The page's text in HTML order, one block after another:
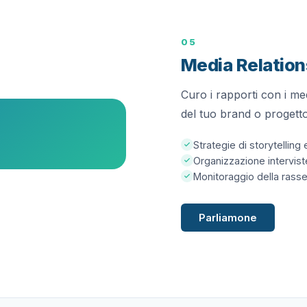
05
Media
Curo i rapporti con i
del tuo brand o
Strategie di storytelling
Organizzazione
Monitoraggio della
Parliamone